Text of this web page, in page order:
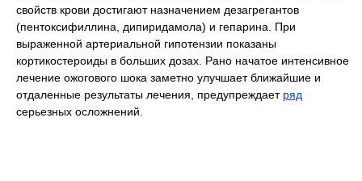
свойств крови достигают назначением дезагрегантов
(пентоксифиллина, дипиридамола) и гепарина. При
выраженной артериальной гипотензии показаны
кортикостероиды в больших дозах. Рано начатое интенсивное
лечение ожогового шока заметно улучшает ближайшие и
отдаленные результаты лечения, предупреждает ряд
серьезных осложнений.